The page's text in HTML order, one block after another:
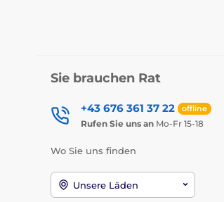
Sie brauchen Rat
+43 676 361 37 22 offline
Rufen Sie uns an Mo-Fr 15-18
Wo Sie uns finden
Unsere Läden